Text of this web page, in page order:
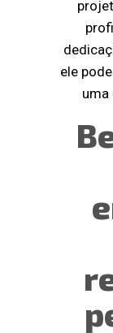
ele
uma